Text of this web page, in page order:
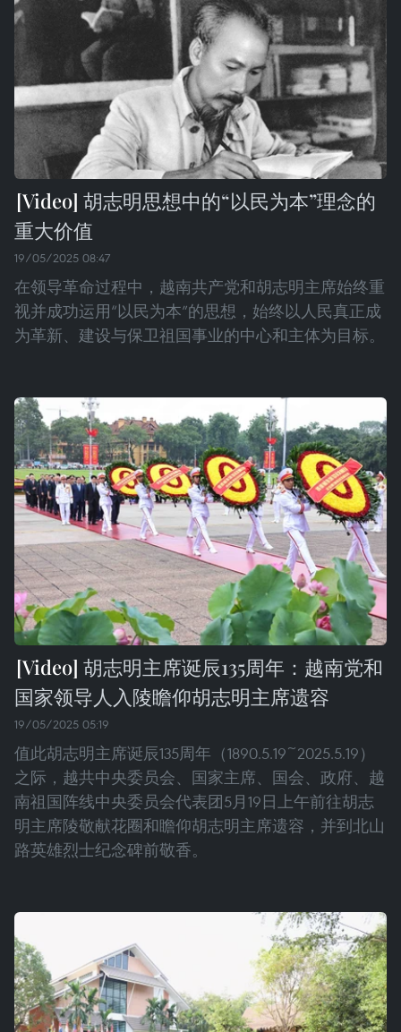
胡志明思想中的“以民为本”理念的
重大价值
19/05/2025 08:47
在领导革命过程中，越南共产党和胡志明主席始终重
视并成功运用“以民为本”的思想，始终以人民真正成
为革新、建设与保卫祖国事业的中心和主体为目标。
胡志明主席诞辰135周年：越南党和
国家领导人入陵瞻仰胡志明主席遗容
19/05/2025 05:19
值此胡志明主席诞辰135周年（1890.5.19~2025.5.19）
之际，越共中央委员会、国家主席、国会、政府、越
南祖国阵线中央委员会代表团5月19日上午前往胡志
明主席陵敬献花圈和瞻仰胡志明主席遗容，并到北山
路英雄烈士纪念碑前敬香。